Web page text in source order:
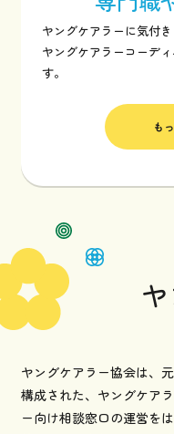
ヤングケアラーに気付
ヤングケアラーコーデ
す。
も
ヤングケアラー協会は、
構成された、ヤングケア
ー向け相談窓口の運営を